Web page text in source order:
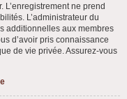
L’enregistrement ne prend
L’administrateur du
additionnelles aux membres
d’avoir pris connaissance
de vie privée. Assurez-vous